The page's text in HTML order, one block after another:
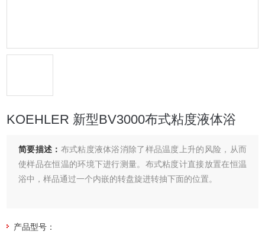
KOEHLER 新型BV3000布式粘度液体浴
简要描述： 布式粘度液体浴消除了样品温度上升的风险，从而
使样品在恒温的环境下进行测量。布式粘度计直接放置在恒温
浴中，样品通过一个内嵌的转盘旋进转抽下面的位置。
产品型号：